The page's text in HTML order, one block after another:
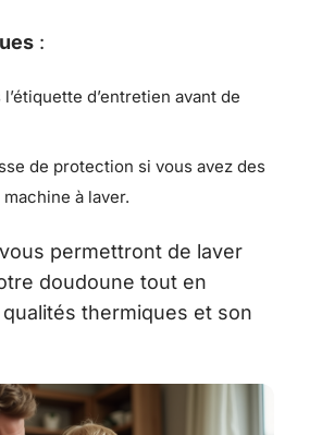
:
d’entretien avant de
de protection si vous avez des
à laver.
permettront de laver
doudoune tout en
thermiques et son